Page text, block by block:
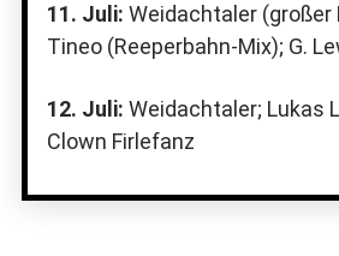
11. Juli: Weidachtaler (großer
Tineo (Reeperbahn-Mix); G.
12. Juli: Weidachtaler; Lukas
Clown Firlefanz